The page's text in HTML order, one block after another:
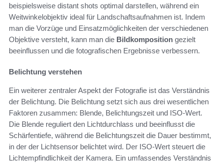
beispielsweise distant shots optimal darstellen, während ein
Weitwinkelobjektiv ideal für Landschaftsaufnahmen ist. Indem
man die Vorzüge und Einsatzmöglichkeiten der verschiedenen
Objektive versteht, kann man die Bildkomposition gezielt
beeinflussen und die fotografischen Ergebnisse verbessern.
Belichtung verstehen
Ein weiterer zentraler Aspekt der Fotografie ist das Verständnis
der Belichtung. Die Belichtung setzt sich aus drei wesentlichen
Faktoren zusammen: Blende, Belichtungszeit und ISO-Wert.
Die Blende reguliert den Lichtdurchlass und beeinflusst die
Schärfentiefe, während die Belichtungszeit die Dauer bestimmt,
in der der Lichtsensor belichtet wird. Der ISO-Wert steuert die
Lichtempfindlichkeit der Kamera. Ein umfassendes Verständnis